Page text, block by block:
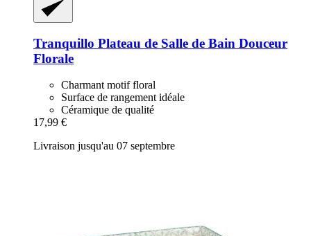
Tranquillo Plateau de Salle de Bain Douceur
Florale
Charmant motif floral
Surface de rangement idéale
Céramique de qualité
17,99 €
Livraison jusqu'au 07 septembre